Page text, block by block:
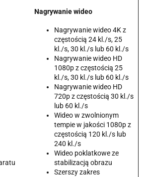
Nagrywanie wideo
Nagrywanie wideo 4K z
częstością 24 kl./s, 25
kl./s, 30 kl./s lub 60 kl./s
Nagrywanie wideo HD
1080p z częstością 25
kl./s, 30 kl./s lub 60 kl./s
Nagrywanie wideo HD
720p z częstością 30 kl./s
lub 60 kl./s
Wideo w zwolnionym
tempie w jakości 1080p z
częstością 120 kl./s lub
240 kl./s
Wideo poklatkowe ze
stabilizacją obrazu
Szerszy zakres